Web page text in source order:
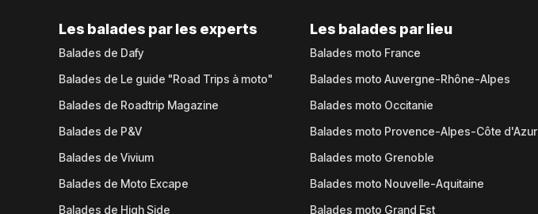
Les balades par les experts
Balades de Dafy
Balades de Le guide "Road Trips à moto"
Balades de Roadtrip Magazine
Balades de P&V
Balades de Vivium
Balades de Moto Excape
Balades de High Side
Les balades par lieu
Balades moto France
Balades moto Auvergne-Rhône-Alpes
Balades moto Occitanie
Balades moto Provence-Alpes-Côte d'Azur
Balades moto Grenoble
Balades moto Nouvelle-Aquitaine
Balades moto Grand Est